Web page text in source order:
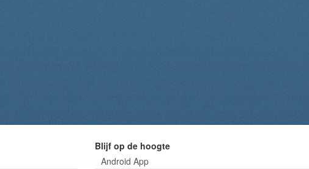
Blijf op de hoogte
Android App